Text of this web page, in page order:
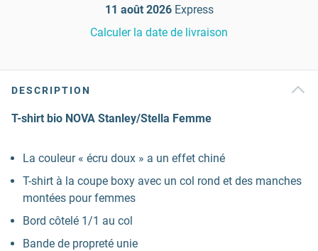
11 août 2026 Express
Calculer la date de livraison
DESCRIPTION
T-shirt bio NOVA Stanley/Stella Femme
La couleur « écru doux » a un effet chiné
T-shirt à la coupe boxy avec un col rond et des manches
montées pour femmes
Bord côtelé 1/1 au col
Bande de propreté unie